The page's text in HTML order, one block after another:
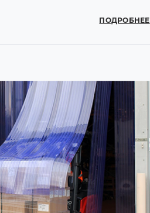
ПОДРОБНЕЕ